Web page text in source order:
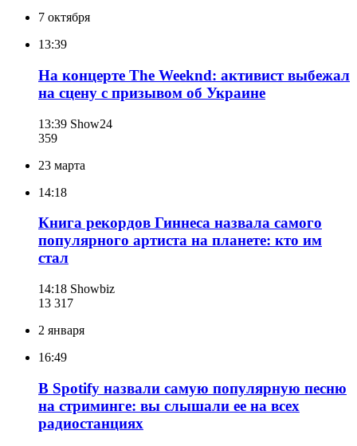
7 октября
13:39
На концерте The Weeknd: активист выбежал
на сцену с призывом об Украине
13:39 Show24
359
23 марта
14:18
Книга рекордов Гиннеса назвала самого
популярного артиста на планете: кто им
стал
14:18 Showbiz
13 317
2 января
16:49
В Spotify назвали самую популярную песню
на стриминге: вы слышали ее на всех
радиостанциях